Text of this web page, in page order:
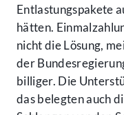
Entlastungspakete
hätten.
nicht die Lösung,
der
billiger. Die
das belegten auch